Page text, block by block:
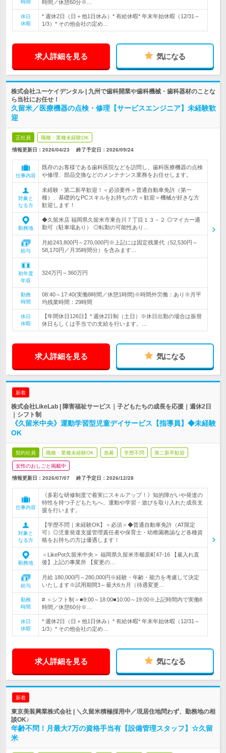
時間 時間／休憩60分※…
休日
休暇
* 週休2日（日＋他1日休み）* 有給休暇* 年末年始休暇（12/31～
1/3）* その他会社の定め…
求人詳細を見る 気になる
株式会社ユーケイデンタル | 九州で歯科開業や歯科機械・歯科器材のことな
ら当社にお任せ！
久留米／医療機器の点検・修理【サービスエンジニア】未経験歓
迎
正社員 職種・業種未経験OK
情報更新日：2026/04/23 終了予定日： 2026/09/24
仕事内容
既存のお客様である歯科医院などを訪問し、歯科医療機器の点検
や修理、部品交換などのメンテナンス業務をお任せします。
対象と
なる方
未経験・第二新卒歓迎！＜必須要件＞普通自動車免許（第一
種）、基礎的なPCスキルをお持ちの方＜歓迎＞機械が好きな方
歓迎します！
勤務地
◆久留米店 福岡県久留米市東合川７丁目１３－２ ◎マイカー通
勤可（駐車場あり） ◎転勤の可能性あり…
給与
月給243,800円～270,000円※上記には固定残業代（52,530円～
58,170円／月35時間分）を含みます…
初年度
年収
324万円～360万円
勤務
時間
08:40～17:40(実働8時間／休憩1時間)※時間外労働：あり※月平
均残業時間：29時間
休日
休暇
【年間休日126日】* 週休2日制（土日）※休日出勤の場合は振替
休日もしくは手当での支給を行います。…
求人詳細を見る 気になる
新着
株式会社LikeLab | 障害福祉サービス｜子どもたちの成長を応援｜週休2日
｜シフト制
《久留米中央》運動学習型児童デイサービス【指導員】◆未経験
OK
契約社員 職種・業種未経験OK 急募 学歴不問 第二新卒歓迎
女性のおしごと掲載中
情報更新日：2026/07/07 終了予定日： 2026/12/28
仕事内容
《多彩な研修制度で着実にスキルアップ！》知的障がいや発達の
特性を持つ子どもたちへ、運動や学習・遊びを取り入れた成長支
援を行います。
対象と
なる方
【学歴不問｜未経験OK】＜必須＞◆普通自動車免許（AT限定
可）◎児童発達支援管理責任者や保育士・幼稚園教諭など各種資
格をお持ちの方は優遇します！
勤務地
＜LikePot久留米中央＞ 福岡県久留米市櫛原町47-16 【雇入れ直
後】上記の事業所 【変更の…
給与
月給 180,000円～280,000円※経験・年齢・能力を考慮して決定
いたします※試用期間3～最大6カ月（待遇変更…
勤務
時間
# ＜シフト制＞■9:00～18:00■10:00～19:00※上記時間内で実働8
時間／休憩60分※…
休日
休暇
* 週休2日（日＋他1日休み）* 有給休暇* 年末年始休暇（12/31～
1/3）* その他会社の定め…
求人詳細を見る 気になる
新着
東京美装興業株式会社 | ＼久留米積極採用中／現居住地問わず、勤務地の相
談OK♪
年齢不問！月最大7万の資格手当有【設備管理スタッフ】☆久留
米